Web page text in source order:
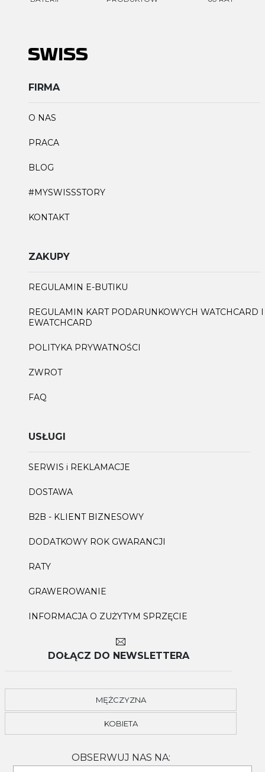
FIRMA
O NAS
PRACA
BLOG
#MYSWISSSTORY
KONTAKT
ZAKUPY
REGULAMIN E-BUTIKU
REGULAMIN KART PODARUNKOWYCH WATCHCARD I
EWATCHCARD
POLITYKA PRYWATNOŚCI
ZWROT
FAQ
USŁUGI
SERWIS i REKLAMACJE
DOSTAWA
B2B - KLIENT BIZNESOWY
DODATKOWY ROK GWARANCJI
RATY
GRAWEROWANIE
INFORMACJA O ZUŻYTYM SPRZĘCIE
DOŁĄCZ DO NEWSLETTERA
MĘŻCZYZNA
KOBIETA
OBSERWUJ NAS NA: